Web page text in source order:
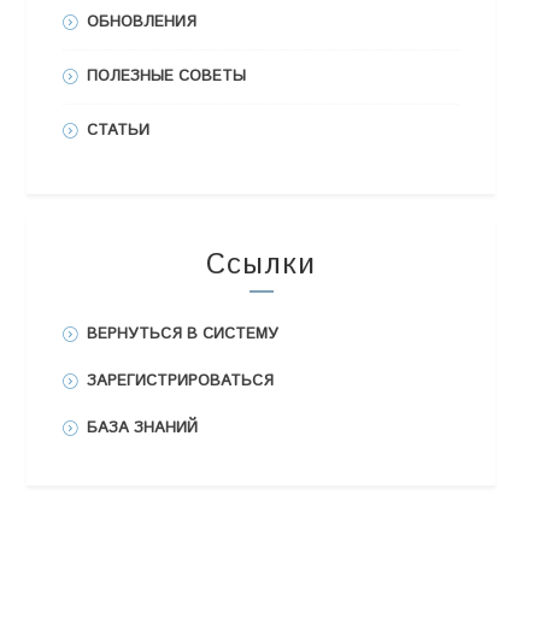
ОБНОВЛЕНИЯ
ПОЛЕЗНЫЕ СОВЕТЫ
СТАТЬИ
Ссылки
ВЕРНУТЬСЯ В СИСТЕМУ
ЗАРЕГИСТРИРОВАТЬСЯ
БАЗА ЗНАНИЙ